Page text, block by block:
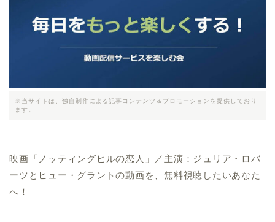
※当サイトは、独自制作による記事コンテンツ＆プロモーションを提供しており
ます。
映画「ノッティングヒルの恋人」／主演：ジュリア・ロバ
ーツとヒュー・グラントの動画を、無料視聴したいあなた
へ！